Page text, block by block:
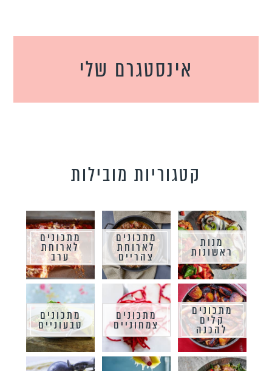
אינסטגרם שלי
קטגוריות מובילות
מנות
ראשונות
מתכונים
לארוחת
צהריים
מתכונים
לארוחת
ערב
מתכונים
קלים
להכנה
מתכונים
צמחוניים
מתכונים
טבעוניים